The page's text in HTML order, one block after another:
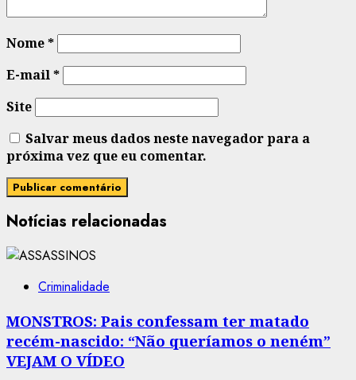
Nome*
E-mail*
Site
Salvar meus dados neste navegador para a
próxima vez que eu comentar.
Notícias relacionadas
Criminalidade
MONSTROS: Pais confessam ter matado
recém-nascido: “Não queríamos o neném”
VEJAM O VÍDEO